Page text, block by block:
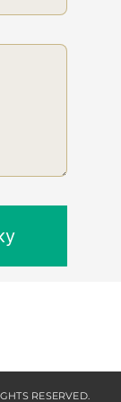
RESERVED.